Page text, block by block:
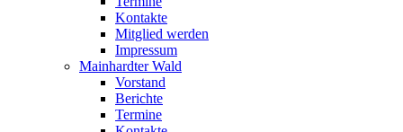
Kontakte
Mitglied werden
Impressum
Mainhardter Wald
Vorstand
Berichte
Termine